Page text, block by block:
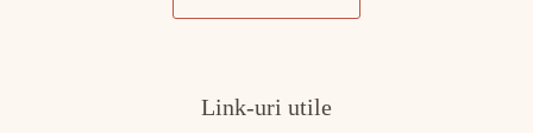
Link-uri utile